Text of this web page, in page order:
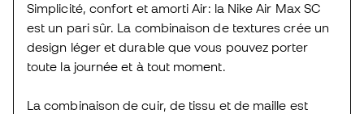
Simplicité, confort et amorti Air: la Nike Air Max SC
est un pari sûr. La combinaison de textures crée un
design léger et durable que vous pouvez porter
toute la journée et à tout moment.
La combinaison de cuir, de tissu et de maille est